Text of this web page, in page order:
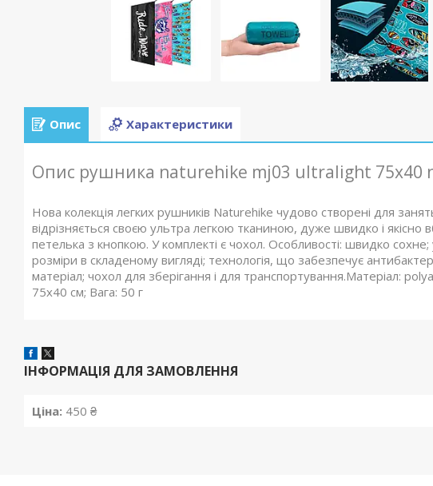
Опис Характеристики
Опис рушника naturehike mj03 ultralight 75х40
Нова колекція легких рушників Naturehike чудово створені для
відрізняється своєю ультра легкою тканиною, дуже швидко і якісно
петелька з кнопкою. У комплекті є чохол. Особливості: швидко сохне;
розміри в складеному вигляді; технологія, що забезпечує
матеріал; чохол для зберігання і для транспортування.Матеріал:
75х40 см; Вага: 50 г
ІНФОРМАЦІЯ ДЛЯ ЗАМОВЛЕННЯ
Ціна: 450 ₴